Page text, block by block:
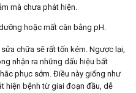
mà chưa phát hiện.
hoặc mất cân bằng pH.
chữa sẽ rất tốn kém. Ngược lại,
nhận ra những dấu hiệu bất
phục sớm. Điều này giống như
hiện bệnh từ giai đoạn đầu, dễ